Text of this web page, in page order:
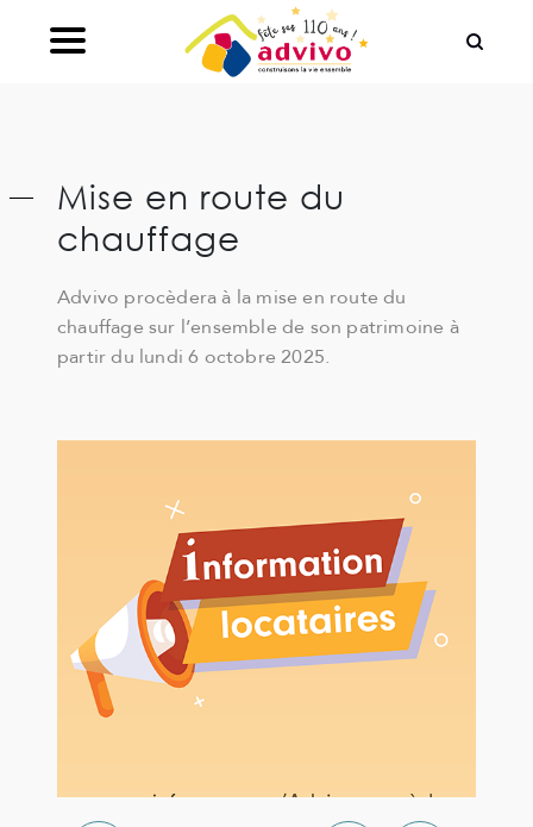
Mise en route du
chauffage
Advivo procèdera à la mise en route du
chauffage sur l’ensemble de son patrimoine à
partir du lundi 6 octobre 2025.